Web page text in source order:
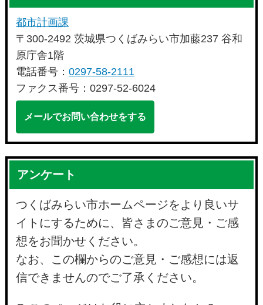
都市計画課
〒300-2492 茨城県つくばみらい市加藤237 谷和
原庁舎1階
電話番号：0297-58-2111
ファクス番号：0297-52-6024
メールでお問い合わせをする
アンケート
つくばみらい市ホームページをより良いサ
イトにするために、皆さまのご意見・ご感
想をお聞かせください。
なお、この欄からのご意見・ご感想には返
信できませんのでご了承ください。